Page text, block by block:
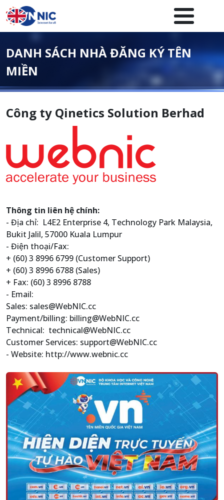
Nhảy đến nội dung
Menuheader của website
DANH SÁCH NHÀ ĐĂNG KÝ TÊN
MIỀN
Công ty Qinetics Solution Berhad
Thông tin liên hệ chính:
- Địa chỉ: L4E2 Enterprise 4, Technology Park Malaysia,
Bukit Jalil, 57000 Kuala Lumpur
- Điện thoại/Fax:
+ (60) 3 8996 6799 (Customer Support)
+ (60) 3 8996 6788 (Sales)
+ Fax: (60) 3 8996 8788
- Email:
Sales: sales@WebNIC.cc
Payment/billing: billing@WebNIC.cc
Technical: technical@WebNIC.cc
Customer Services: support@WebNIC.cc
- Website: http://www.webnic.cc